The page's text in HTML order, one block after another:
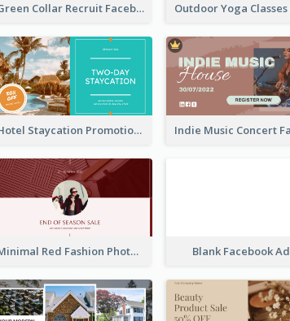
Green Collar Recruit Facebook Ad
Hotel Staycation Promotion Facebook Ad
Minimal Red Fashion Photo Sale Facebook Ad Blank Facebook Ad